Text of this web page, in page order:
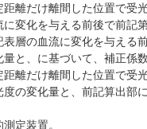
離だけ離間した位置で受
に変化を与える前後で前記
表層の血流に変化を与える
と、に基づいて、補正係
距離だけ離間した位置で受
度の変化量と、前記算出部
定装置。